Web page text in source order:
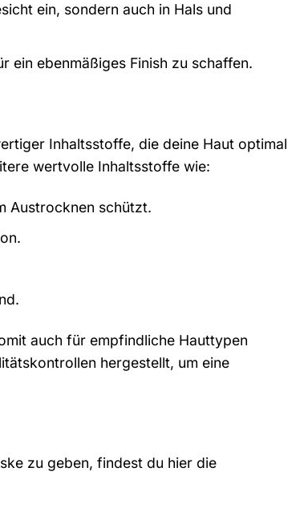
ein, sondern auch in Hals und
ein ebenmäßiges Finish zu schaffen.
Inhaltsstoffe, die deine Haut optimal
wertvolle Inhaltsstoffe wie:
Austrocknen schützt.
auch für empfindliche Hauttypen
hergestellt, um eine
zu geben, findest du hier die